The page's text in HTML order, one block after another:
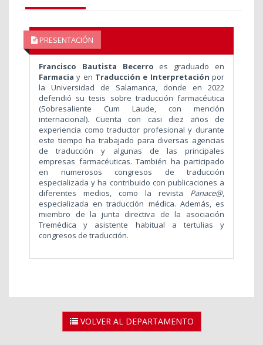
PRESENTACIÓN
Francisco Bautista Becerro es graduado en
Farmaciay en Traducción e Interpretación por
la Universidad de Salamanca, donde en 2022
defendió su tesis sobre traducción farmacéutica
(Sobresaliente Cum Laude, con mención
internacional). Cuenta con casi diez años de
experiencia como traductor profesional y durante
este tiempo ha trabajado para diversas agencias
de traducción y algunas de las principales
empresas farmacéuticas. También ha participado
en numerosos congresos de traducción
especializada y ha contribuido con publicaciones a
diferentes medios, como la revista Panace@,
especializada en traducción médica. Además, es
miembro de la junta directiva de la asociación
Tremédica y asistente habitual a tertulias y
congresos de traducción.
VOLVER AL DEPARTAMENTO